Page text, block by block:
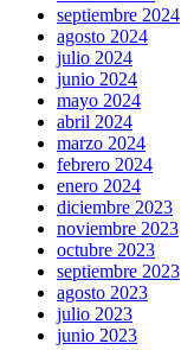
septiembre 2024
agosto 2024
julio 2024
junio 2024
mayo 2024
abril 2024
marzo 2024
febrero 2024
enero 2024
diciembre 2023
noviembre 2023
octubre 2023
septiembre 2023
agosto 2023
julio 2023
junio 2023